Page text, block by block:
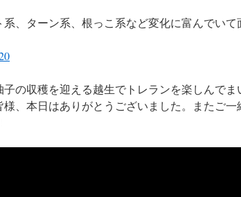
系、ターン系、根っこ系など変化に富んでいて
子の収穫を迎える越生でトレランを楽しんでま
様、本日はありがとうございました。またご